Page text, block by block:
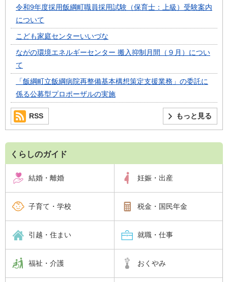
令和9年度採用飯綱町職員採用試験（保育士：上級）受験案内
について
こども家庭センターいいづな
ながの環境エネルギーセンター 搬入抑制月間（９月）につい
て
「飯綱町立飯綱病院再整備基本構想策定支援業務」の委託に
係る公募型プロポーザルの実施
もっと見る
RSS
くらしのガイド
結婚・離婚 妊娠・出産
子育て・学校 税金・国民年金
引越・住まい 就職・仕事
福祉・介護 おくやみ